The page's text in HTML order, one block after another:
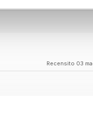
Recensito 03